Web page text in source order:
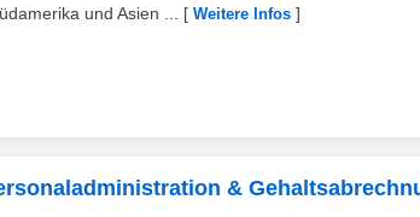
und Asien ...
[ Weitere Infos ]
&